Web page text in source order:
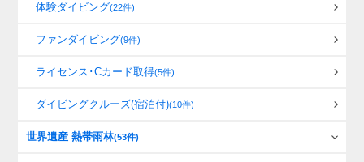
体験ダイビング(22件)
ファンダイビング(9件)
ライセンス･Cカード取得(5件)
ダイビングクルーズ(宿泊付)(10件)
世界遺産 熱帯雨林(53件)